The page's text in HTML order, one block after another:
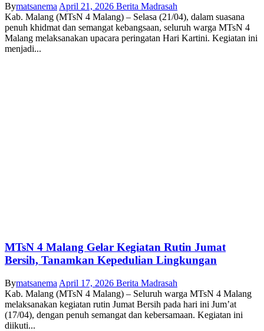
Bymatsanema April 21, 2026 Berita Madrasah
Kab. Malang (MTsN 4 Malang) – Selasa (21/04), dalam suasana
penuh khidmat dan semangat kebangsaan, seluruh warga MTsN 4
Malang melaksanakan upacara peringatan Hari Kartini. Kegiatan ini
menjadi...
MTsN 4 Malang Gelar Kegiatan Rutin Jumat
Bersih, Tanamkan Kepedulian Lingkungan
Bymatsanema April 17, 2026 Berita Madrasah
Kab. Malang (MTsN 4 Malang) – Seluruh warga MTsN 4 Malang
melaksanakan kegiatan rutin Jumat Bersih pada hari ini Jum’at
(17/04), dengan penuh semangat dan kebersamaan. Kegiatan ini
diikuti...